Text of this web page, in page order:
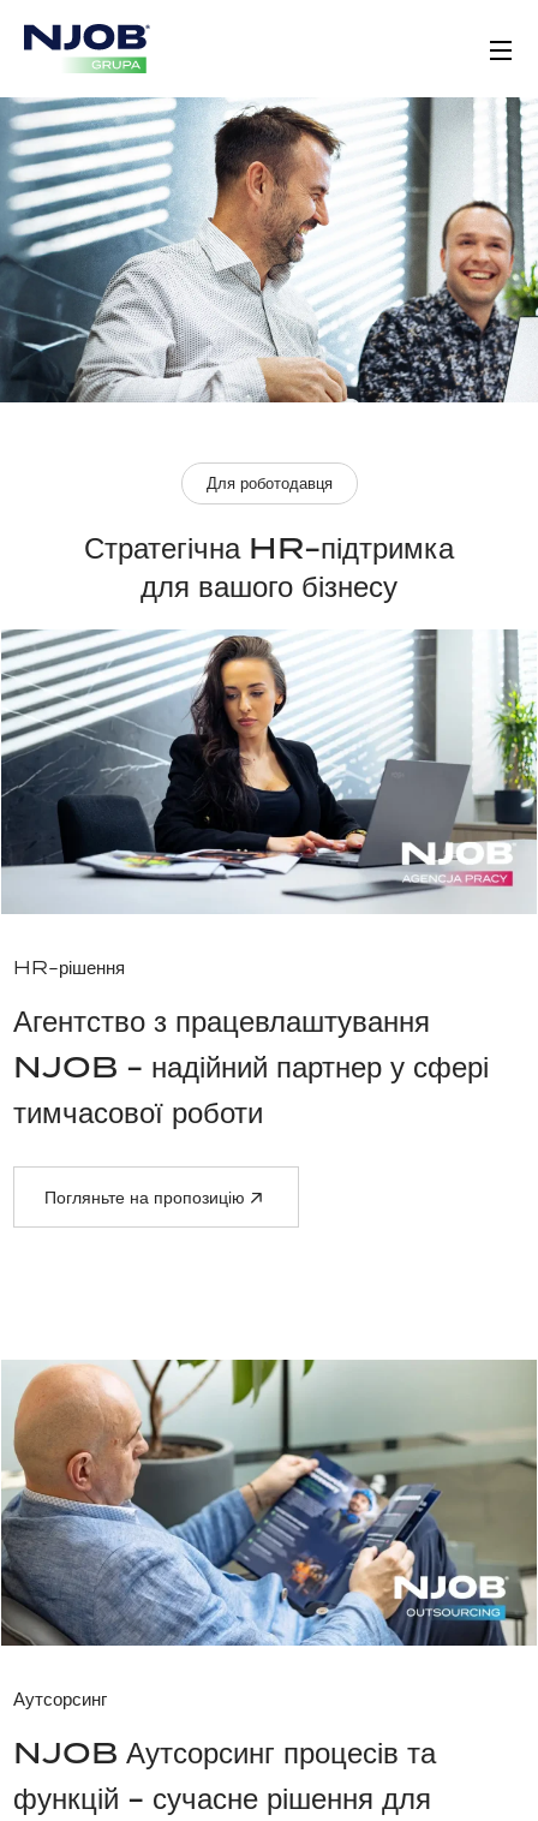
Для роботодавця
Стратегічна HR-підтримка
для вашого бізнесу
HR-рішення
Агентство з працевлаштування
NJOB - надійний партнер у сфері
тимчасової роботи
Погляньте на пропозицію
Аутсорсинг
NJOB Аутсорсинг процесів та
функцій - сучасне рішення для